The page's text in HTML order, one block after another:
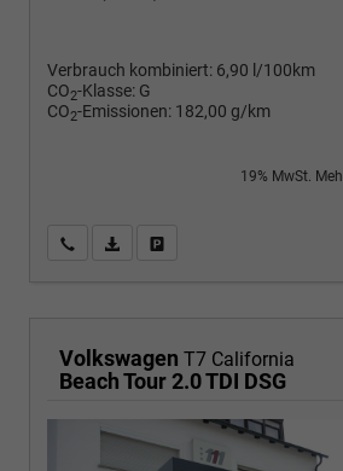
Verbrauch kombiniert: 6,90 l/100km
CO2-Klasse: G
CO2-Emissionen: 182,00 g/km
19% MwSt.
Wir rufen Sie anPDF-Fahrzeugexposé drucken
Volkswagen T7 California
Beach Tour 2.0 TDI DSG